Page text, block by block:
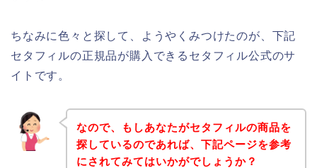
ちなみに色々と探して、ようやくみつけたのが、下記
セタフィルの正規品が購入できるセタフィル公式のサ
イトです。
なので、もしあなたがセタフィルの商品を
探しているのであれば、下記ページを参考
にされてみてはいかがでしょうか？